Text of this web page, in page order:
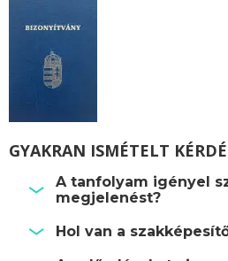
GYAKRAN ISMÉTELT
A tanfolyam igényel
megjelenést?
Hol van a